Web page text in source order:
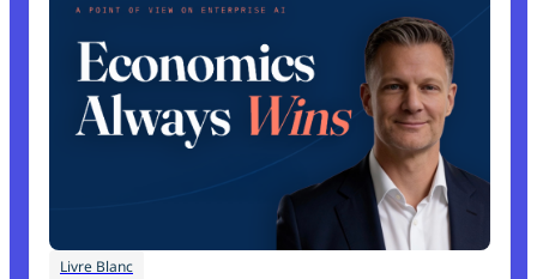
Livre Blanc